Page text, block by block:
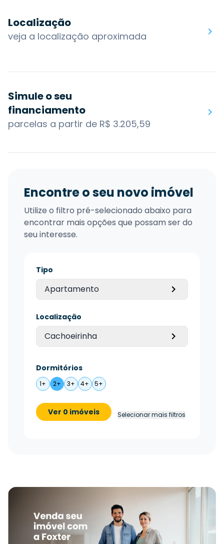
Localização
veja a localização aproximada
Simule o seu
financiamento
parcelas a partir de R$ 3.205,59
Encontre o seu novo imóvel
Utilize o filtro pré-selecionado abaixo para
encontrar mais opções que possam ser do
seu interesse.
Tipo
Apartamento
Localização
Cachoeirinha
Dormitórios
1+ 2+ 3+ 4+ 5+
Ver 0 imóveis Selecionar mais filtros